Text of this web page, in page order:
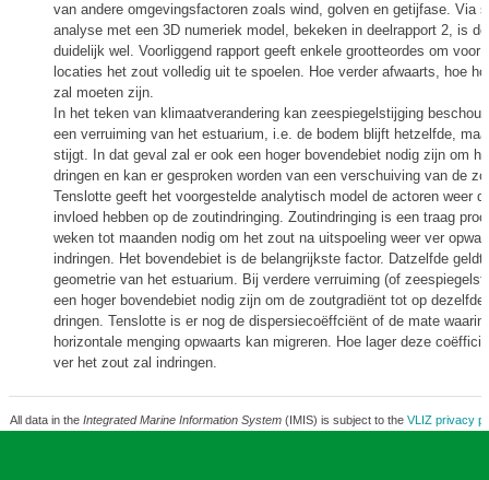
van andere omgevingsfactoren zoals wind, golven en getijfase. Via
analyse met een 3D numeriek model, bekeken in deelrapport 2, is
duidelijk wel. Voorliggend rapport geeft enkele grootteordes om voor
locaties het zout volledig uit te spoelen. Hoe verder afwaarts, hoe
zal moeten zijn.
In het teken van klimaatverandering kan zeespiegelstijging
een verruiming van het estuarium, i.e. de bodem blijft hetzelfde,
stijgt. In dat geval zal er ook een hoger bovendebiet nodig zijn om
dringen en kan er gesproken worden van een verschuiving van de
Tenslotte geeft het voorgestelde analytisch model de actoren weer
invloed hebben op de zoutindringing. Zoutindringing is een traag
weken tot maanden nodig om het zout na uitspoeling weer ver
indringen. Het bovendebiet is de belangrijkste factor. Datzelfde geldt
geometrie van het estuarium. Bij verdere verruiming (of
een hoger bovendebiet nodig zijn om de zoutgradiënt tot op
dringen. Tenslotte is er nog de dispersiecoëffciënt of de mate
horizontale menging opwaarts kan migreren. Hoe lager deze
ver het zout zal indringen.
All data in the Integrated Marine Information System(IMIS) is subject to the VLIZ privacy